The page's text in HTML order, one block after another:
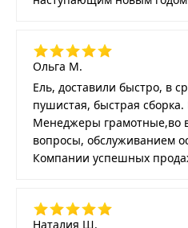
Ольга М.
Ель, доставили быстро, в
пушистая, быстрая
Менеджеры грамотные,во
вопросы, обслуживанием
Компании успешных
Наталия Ш.